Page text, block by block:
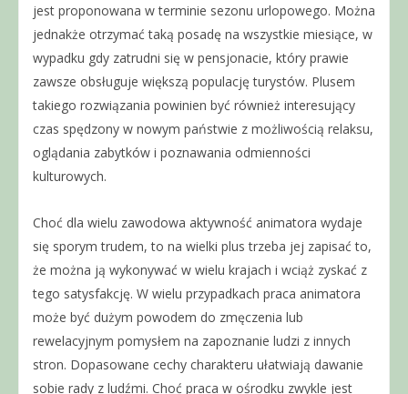
jest proponowana w terminie sezonu urlopowego. Można
jednakże otrzymać taką posadę na wszystkie miesiące, w
wypadku gdy zatrudni się w pensjonacie, który prawie
zawsze obsługuje większą populację turystów. Plusem
takiego rozwiązania powinien być również interesujący
czas spędzony w nowym państwie z możliwością relaksu,
oglądania zabytków i poznawania odmienności
kulturowych.
Choć dla wielu zawodowa aktywność animatora wydaje
się sporym trudem, to na wielki plus trzeba jej zapisać to,
że można ją wykonywać w wielu krajach i wciąż zyskać z
tego satysfakcję. W wielu przypadkach praca animatora
może być dużym powodem do zmęczenia lub
rewelacyjnym pomysłem na zapoznanie ludzi z innych
stron. Dopasowane cechy charakteru ułatwiają dawanie
sobie rady z ludźmi. Choć praca w ośrodku zwykle jest